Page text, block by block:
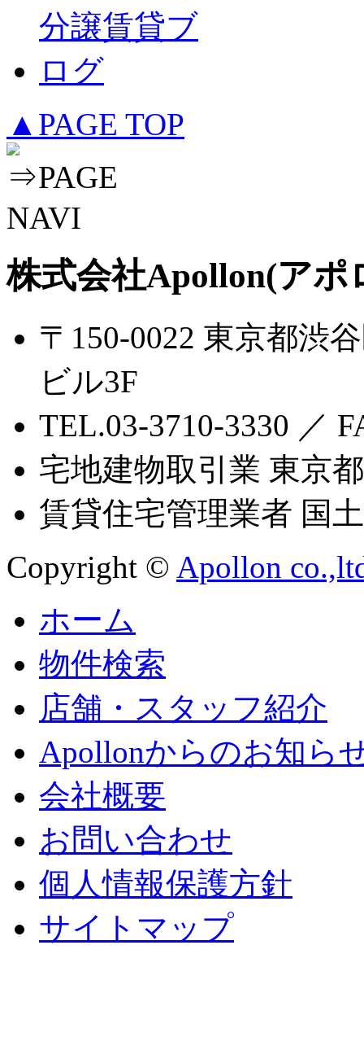
▲PAGE TOP
株式会社Apollon(アポ
〒150-0022 東京都渋
ビル3F
TEL.03-3710-3330 ／
宅地建物取引業 東京
賃貸住宅管理業者 国
Copyright © Apollon
ホーム
物件検索
店舗・スタッフ紹介
Apollonからのお知ら
会社概要
お問い合わせ
個人情報保護方針
サイトマップ